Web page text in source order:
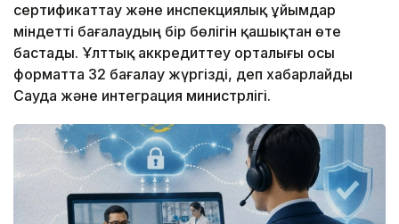
сертификаттау және инспекциялық ұйымдар
міндетті бағалаудың бір бөлігін қашықтан өте
бастады. Ұлттық аккредиттеу орталығы осы
форматта 32 бағалау жүргізді, деп хабарлайды
Сауда және интеграция министрлігі.